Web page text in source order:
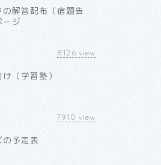
の解答配布（宿題告
ージ
8126 view
（学習塾）
7910 view
の予定表